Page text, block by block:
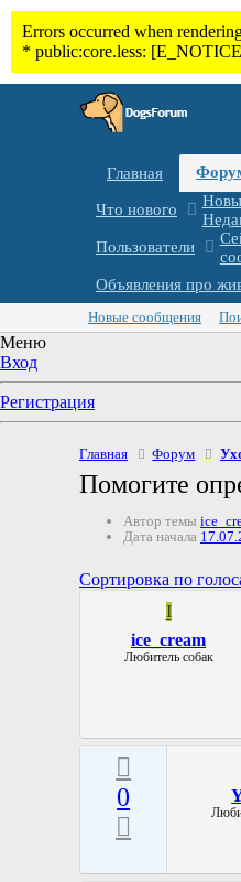
Главная
Что нового
Пользователи
Объявления про
Новые сообщения
Меню
Вход
Регистрация
Главная Форум
Помогите
Автор темы
Дата начала
Сортировка по
I
ice_cream
Любитель собак
0